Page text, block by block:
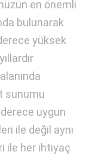
en önemli
bulunarak
yüksek
sunumu
uygun
ile değil aynı
ile her ihtiyaç